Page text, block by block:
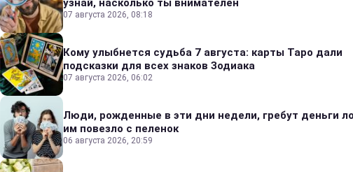
узнай, насколько ты внимателен
07 августа 2026, 08:18
Кому улыбнется судьба 7 августа: карты Таро дали
подсказки для всех знаков Зодиака
07 августа 2026, 06:02
Люди, рожденные в эти дни недели, гребут деньги
им повезло с пеленок
06 августа 2026, 20:59